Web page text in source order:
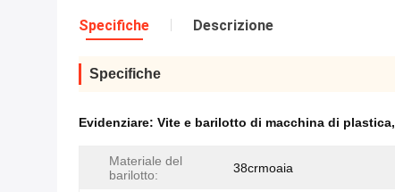
Specifiche Descrizione
Specifiche
Evidenziare: Vite e barilotto di macchina di plastica,
Materiale del
barilotto:
38crmoaia